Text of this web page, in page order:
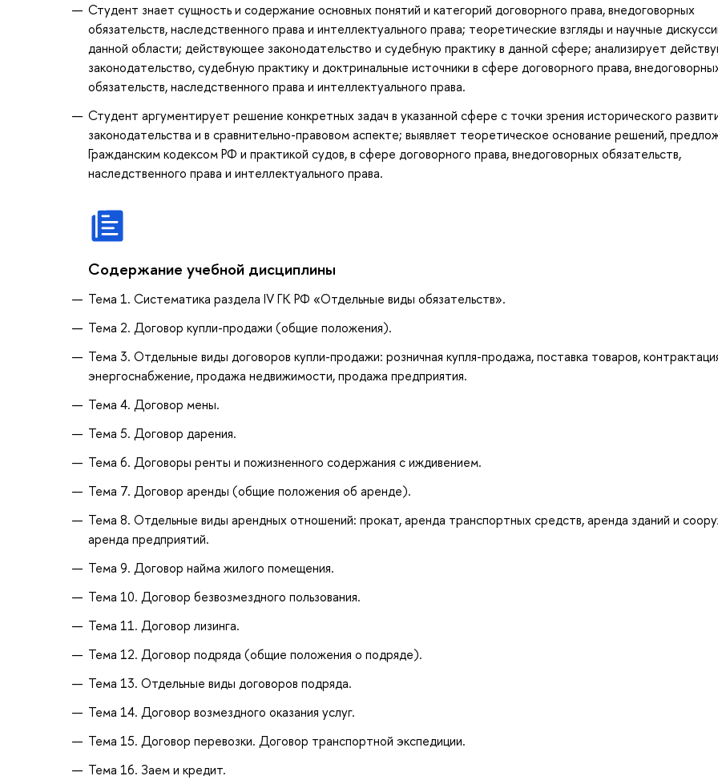
Студент знает сущность и содержание основных понятий и категорий договорного права, внедоговорных
обязательств, наследственного права и интеллектуального права; теоретические взгляды и научные
данной области; действующее законодательство и судебную практику в данной сфере; анализирует
законодательство, судебную практику и доктринальные источники в сфере договорного права,
обязательств, наследственного права и интеллектуального права.
Студент аргументирует решение конкретных задач в указанной сфере с точки зрения исторического
законодательства и в сравнительно-правовом аспекте; выявляет теоретическое основание решений,
Гражданским кодексом РФ и практикой судов, в сфере договорного права, внедоговорных обязательств,
наследственного права и интеллектуального права.
Содержание учебной дисциплины
Тема 1. Систематика раздела IV ГК РФ «Отдельные виды обязательств».
Тема 2. Договор купли-продажи (общие положения).
Тема 3. Отдельные виды договоров купли-продажи: розничная купля-продажа, поставка товаров,
энергоснабжение, продажа недвижимости, продажа предприятия.
Тема 4. Договор мены.
Тема 5. Договор дарения.
Тема 6. Договоры ренты и пожизненного содержания с иждивением.
Тема 7. Договор аренды (общие положения об аренде).
Тема 8. Отдельные виды арендных отношений: прокат, аренда транспортных средств, аренда зданий и
аренда предприятий.
Тема 9. Договор найма жилого помещения.
Тема 10. Договор безвозмездного пользования.
Тема 11. Договор лизинга.
Тема 12. Договор подряда (общие положения о подряде).
Тема 13. Отдельные виды договоров подряда.
Тема 14. Договор возмездного оказания услуг.
Тема 15. Договор перевозки. Договор транспортной экспедиции.
Тема 16. Заем и кредит.